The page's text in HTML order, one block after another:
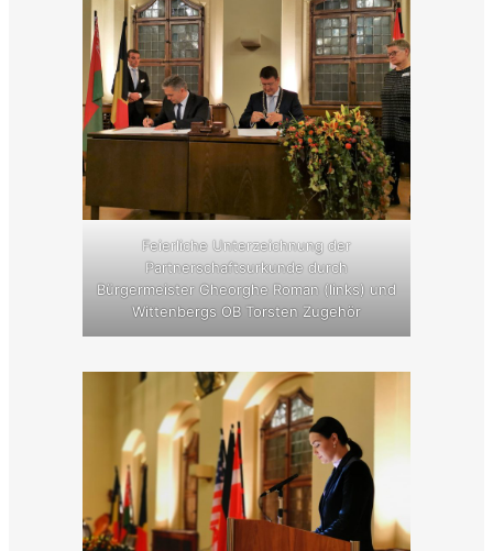
Feierliche Unterzeichnung der
Partnerschaftsurkunde durch
Bürgermeister Gheorghe Roman (links) und
Wittenbergs OB Torsten Zugehör